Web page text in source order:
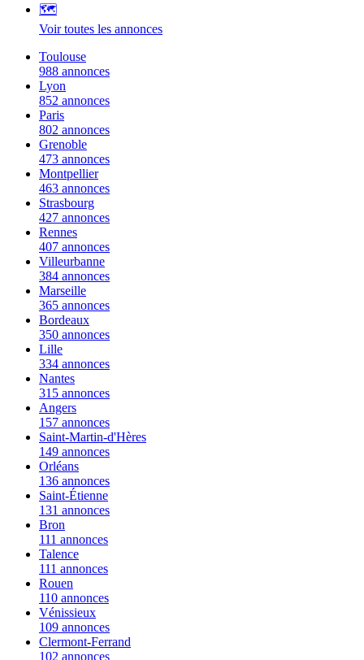
🗺️
Voir toutes les annonces
Toulouse
988 annonces
Lyon
852 annonces
Paris
802 annonces
Grenoble
473 annonces
Montpellier
463 annonces
Strasbourg
427 annonces
Rennes
407 annonces
Villeurbanne
384 annonces
Marseille
365 annonces
Bordeaux
350 annonces
Lille
334 annonces
Nantes
315 annonces
Angers
157 annonces
Saint-Martin-d'Hères
149 annonces
Orléans
136 annonces
Saint-Étienne
131 annonces
Bron
111 annonces
Talence
111 annonces
Rouen
110 annonces
Vénissieux
109 annonces
Clermont-Ferrand
102 annonces